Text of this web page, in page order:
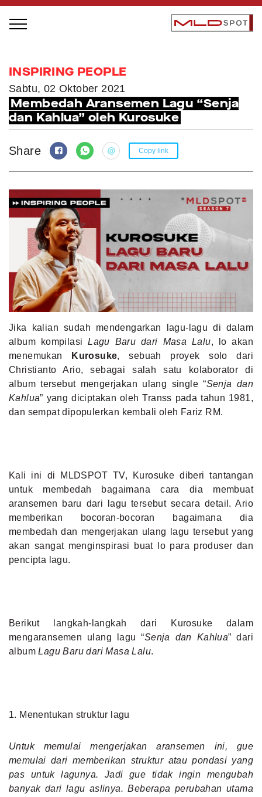
LOCAL GREATNESS
INSPIRING PEOPLE
INSPIRING PRODUCTS
INSPIRING PLACES
INSPIRING COMMUNITIES
TRENDING
EVENTS
MLDPODCAST
VIDEOS
MLDPOINTS
INSPIRING PEOPLE
Sabtu, 02 Oktober 2021
Membedah Aransemen Lagu “Senja
dan Kahlua” oleh Kurosuke
Share Copy link
Jika kalian sudah mendengarkan lagu-lagu di dalam
album kompilasiLagu Baru dari Masa Lalu, lo akan
menemukan
Kurosuke, sebuah proyek solo dari
Christianto Ario, sebagai salah satu kolaborator di
album tersebut mengerjakan ulang single “Senja dan
Kahlua” yang diciptakan oleh Transs pada tahun 1981,
dan sempat dipopulerkan kembali oleh Fariz RM.
Kali ini di MLDSPOT TV, Kurosuke diberi tantangan
untuk membedah bagaimana cara dia membuat
aransemen baru dari lagu tersebut secara detail. Ario
memberikan bocoran-bocoran bagaimana dia
membedah dan mengerjakan ulang lagu tersebut yang
akan sangat menginspirasi buat lo para produser dan
pencipta lagu.
Berikut langkah-langkah dari Kurosuke dalam
mengaransemen ulang lagu “Senja dan Kahlua” dari
albumLagu Baru dari Masa Lalu.
1. Menentukan struktur lagu
Untuk memulai mengerjakan aransemen ini, gue
memulai dari memberikan struktur atau pondasi yang
pas untuk lagunya. Jadi gue tidak ingin mengubah
banyak dari lagu aslinya. Beberapa perubahan utama